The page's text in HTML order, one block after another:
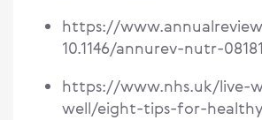
https://
10.1146/annurev-nutr-
https://www.nhs.uk/live-
well/eight-tips-for-